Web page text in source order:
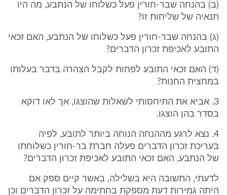
(ב) בהנחה שבר-חורין פעל כשלוחו של הנתבע, מה היו
תנאיה של שליחות זו?
(ג) בהנחה שבר-חורין פעל כשלוחו של הנתבע, האם זכאי
התובע לאכיפת זכרון הדברים?
(ד) האם זכאי התובע לפחות לקבל הצהרה בדבר בעלותו
במחצית החנות?
3. אביא את התיחסותי לשאלות שהוצגו, אך לאו דוקא
בסדר בהן הוצגו.
4. נצא לרגע מההנחה הנוחה ביותר לתובע, לפיה
בעריכת זכרון הדברים פעלה חברת בר-חורין כשלוחתו
של הנתבע, האם זכאי התובע לאכיפת זכרון הדברים?
לדעתי, התשובה היא בשלילה, באשר קיים ספק אם
היתה גמירות דעת מספקת בחתימה על זכרון הדברים וכן